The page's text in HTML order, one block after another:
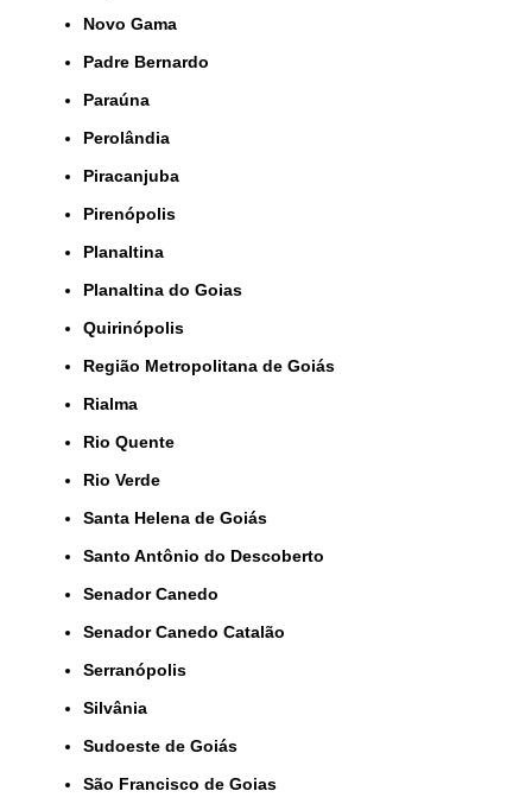
Novo Gama
Padre Bernardo
Paraúna
Perolândia
Piracanjuba
Pirenópolis
Planaltina
Planaltina do Goias
Quirinópolis
Região Metropolitana de Goiás
Rialma
Rio Quente
Rio Verde
Santa Helena de Goiás
Santo Antônio do Descoberto
Senador Canedo
Senador Canedo Catalão
Serranópolis
Silvânia
Sudoeste de Goiás
São Francisco de Goias